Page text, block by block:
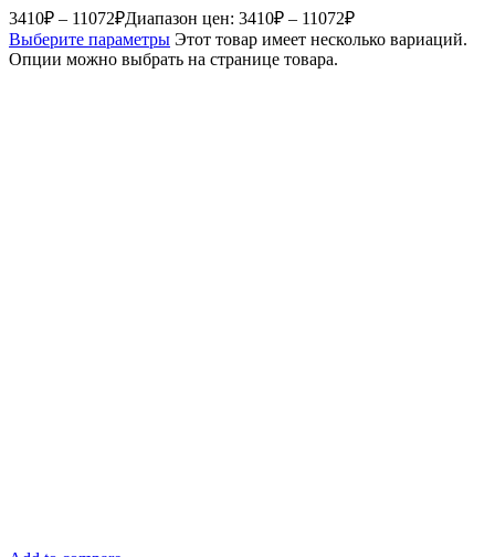
3410₽ – 11072₽Диапазон цен: 3410₽ – 11072₽
Выберите параметры Этот товар имеет несколько вариаций.
Опции можно выбрать на странице товара.